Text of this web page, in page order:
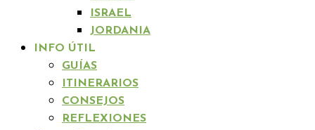
ISRAEL
JORDANIA
INFO ÚTIL
GUÍAS
ITINERARIOS
CONSEJOS
REFLEXIONES